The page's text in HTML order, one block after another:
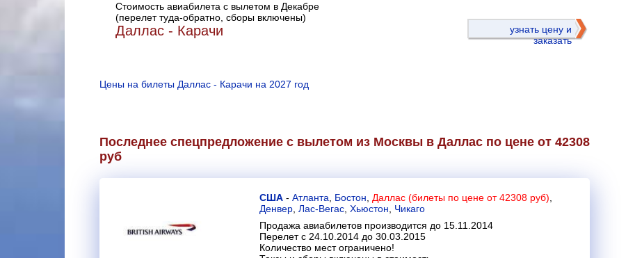
Стоимость авиабилета с вылетом в Декабре
(перелет туда-обратно, сборы включены)
Даллас - Карачи
узнать цену и
заказать
Цены на билеты Даллас - Карачи на 2027 год
Последнее спецпредложение с вылетом из Москвы в Даллас по цене от 42308
руб
США - Атланта Бостон Даллас (билеты по цене от 42308 руб)
Денвер Лас-Вегас Хьюстон
Чикаго
Продажа авиабилетов производится до 15.11.2014
Перелет с 24.10.2014 до 30.03.2015
Количество мест ограничено!